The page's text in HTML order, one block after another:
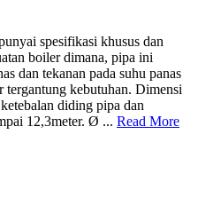
spesifikasi khusus dan
boiler dimana, pipa ini
dan tekanan pada suhu panas
tergantung kebutuhan. Dimensi
diding pipa dan
12,3meter. Ø ... Read More